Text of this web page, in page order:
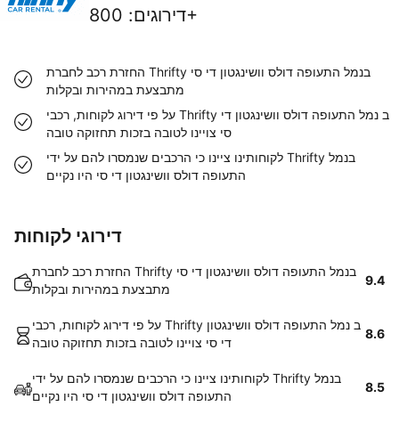
דירוגים: 800+
החזרת רכב לחברת Thrifty בנמל התעופה דולס וושינגטון די סי
מתבצעת במהירות ובקלות
על פי דירוג לקוחות, רכבי Thrifty ב נמל התעופה דולס וושינגטון די
סי צויינו לטובה בזכות תחזוקה טובה
לקוחותינו ציינו כי הרכבים שנמסרו להם על ידי Thrifty בנמל
התעופה דולס וושינגטון די סי היו נקיים
דירוגי לקוחות
החזרת רכב לחברת Thrifty בנמל התעופה דולס וושינגטון די סי
מתבצעת במהירות ובקלות
9.4
על פי דירוג לקוחות, רכבי Thrifty ב נמל התעופה דולס וושינגטון
די סי צויינו לטובה בזכות תחזוקה טובה
8.6
לקוחותינו ציינו כי הרכבים שנמסרו להם על ידי Thrifty בנמל
התעופה דולס וושינגטון די סי היו נקיים
8.5